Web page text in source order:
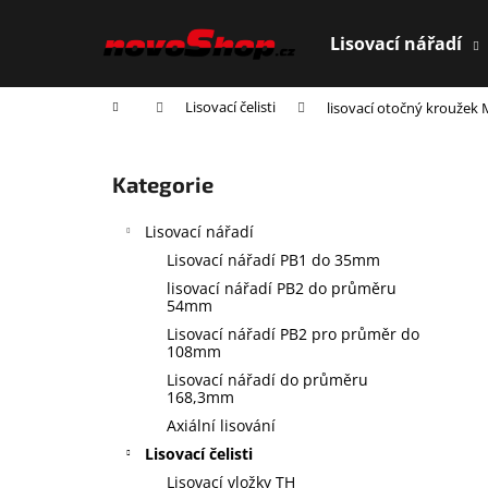
Lisovací nářadí
Domů Lisovací čelisti lisovací otočný kroužek
Přeskočit
kategorie
Kategorie
Lisovací nářadí
Lisovací nářadí PB1 do 35mm
lisovací nářadí PB2 do průměru
54mm
Lisovací nářadí PB2 pro průměr do
108mm
Lisovací nářadí do průměru
168,3mm
Axiální lisování
Lisovací čelisti
Lisovací vložky TH
í
Zpět
do
Zpět
do